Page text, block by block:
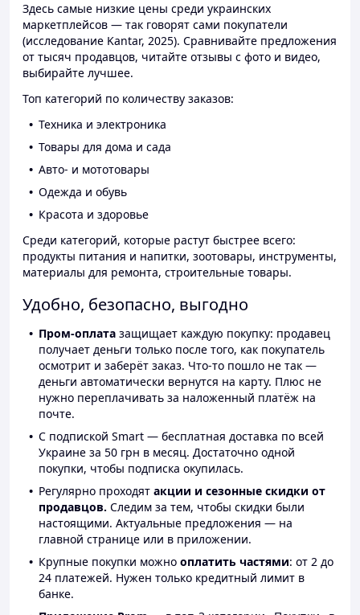
Здесь самые низкие цены среди украинских
маркетплейсов — так говорят сами покупатели
(исследование Kantar, 2025). Сравнивайте предложения
от тысяч продавцов, читайте отзывы с фото и видео,
выбирайте лучшее.
Топ категорий по количеству заказов:
Техника и электроника
Товары для дома и сада
Авто- и мототовары
Одежда и обувь
Красота и здоровье
Среди категорий, которые растут быстрее всего:
продукты питания и напитки, зоотовары, инструменты,
материалы для ремонта, строительные товары.
Удобно, безопасно, выгодно
Пром-оплата защищает каждую покупку: продавец
получает деньги только после того, как покупатель
осмотрит и заберёт заказ. Что-то пошло не так —
деньги автоматически вернутся на карту. Плюс не
нужно переплачивать за наложенный платёж на
почте.
С подпиской Smart — бесплатная доставка по всей
Украине за 50 грн в месяц. Достаточно одной
покупки, чтобы подписка окупилась.
Регулярно проходят акции и сезонные скидки от
продавцов. Следим за тем, чтобы скидки были
настоящими. Актуальные предложения — на
главной странице или в приложении.
Крупные покупки можно оплатить частями: от 2 до
24 платежей. Нужен только кредитный лимит в
банке.